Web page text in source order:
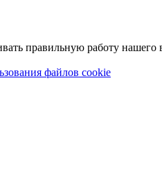
правильную работу нашего
файлов cookie